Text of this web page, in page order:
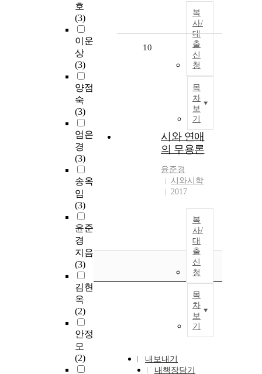
호
(3)
이운
상
(3)
양점
숙
(3)
엄은
경
(3)
송옥
임
(3)
윤준
경
지음
(3)
김현
옥
(2)
안정
모
(2)
복
사/
대
출
신
청
목
차
보
기
10
시와 연애
의 무용론
윤준경
시와시학
2017
복
사/
대
출
신
청
목
차
보
기
내보내기
내책장담기